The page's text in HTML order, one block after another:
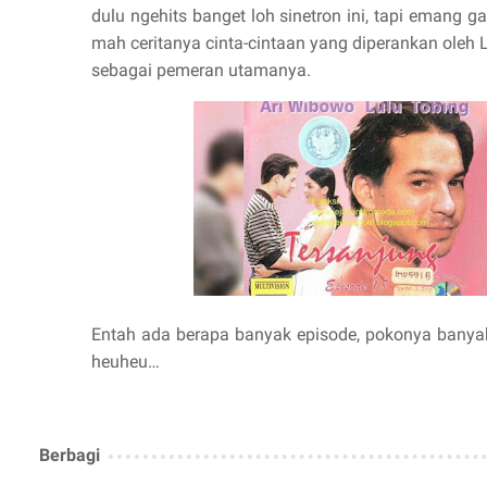
dulu ngehits banget loh sinetron ini, tapi emang
mah ceritanya cinta-cintaan yang diperankan oleh
sebagai pemeran utamanya.
Entah ada berapa banyak episode, pokonya
heuheu…
Berbagi